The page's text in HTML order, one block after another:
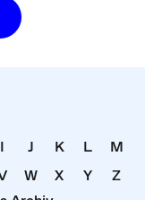
I J K L
M
W X Y
Z